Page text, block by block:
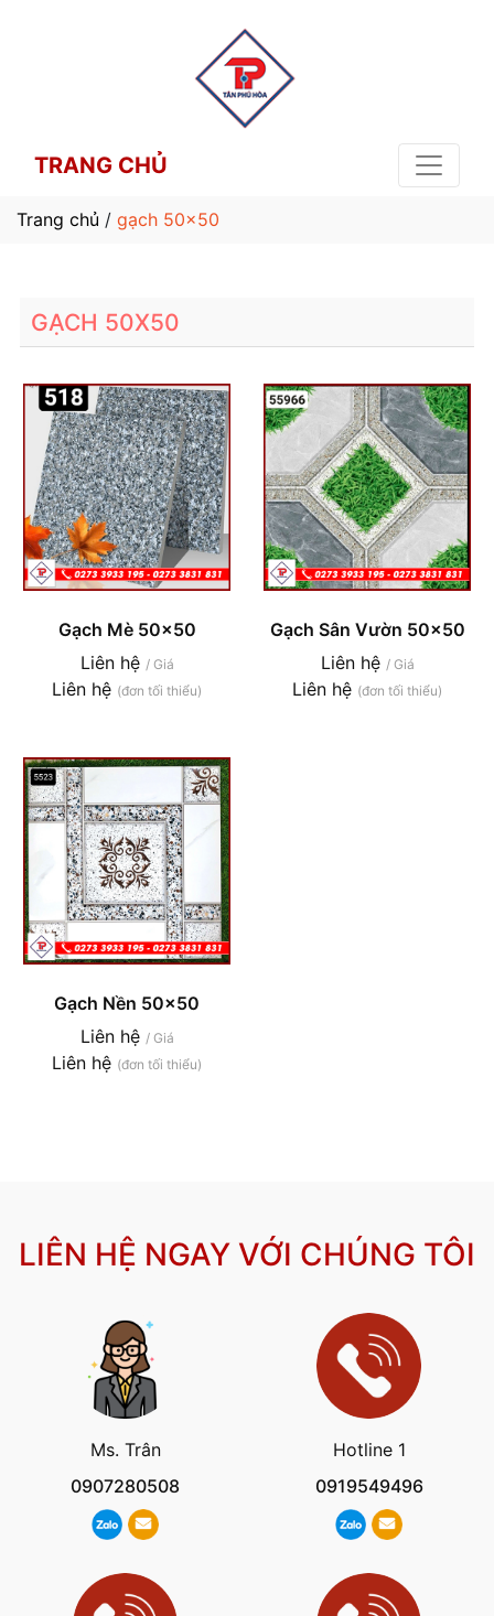
TRANG CHỦ
Trang chủ / gạch 50x50
GẠCH 50X50
Gạch Mè 50x50
Liên hệ / Giá
Liên hệ (đơn tối thiểu)
Gạch Sân Vườn 50x50
Liên hệ / Giá
Liên hệ (đơn tối thiểu)
Gạch Nền 50x50
Liên hệ / Giá
Liên hệ (đơn tối thiểu)
LIÊN HỆ NGAY VỚI CHÚNG TÔI
Ms. Trân
0907280508
Hotline 1
0919549496